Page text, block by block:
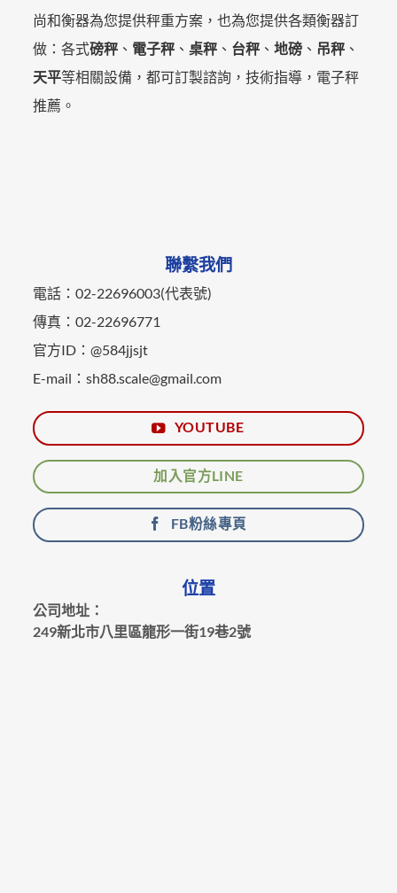
尚和衡器為您提供秤重方案，也為您提供各類衡器訂
做：各式磅秤 、 電子秤 、桌秤 、 台秤 、地磅 、 吊秤 、
天平等相關設備，都可訂製諮詢，技術指導，電子秤
推薦。
聯繫我們
電話：02-22696003(代表號)
傳真：02-22696771
官方ID：@584jjsjt
E-mail：sh88.scale@gmail.com
YOUTUBE
加入官方LINE
FB粉絲專頁
位置
公司地址：
249新北市八里區龍形一街19巷2號